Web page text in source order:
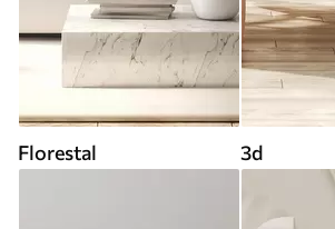
Florestal 3d